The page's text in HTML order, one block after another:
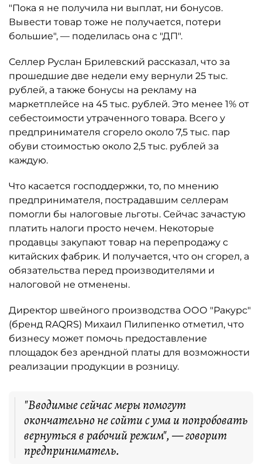
"Пока я не получила ни выплат, ни бонусов.
Вывести товар тоже не получается, потери
большие", — поделилась она с "ДП".
Селлер Руслан Брилевский рассказал, что за
прошедшие две недели ему вернули 25 тыс.
рублей, а также бонусы на рекламу на
маркетплейсе на 45 тыс. рублей. Это менее 1% от
себестоимости утраченного товара. Всего у
предпринимателя сгорело около 7,5 тыс. пар
обуви стоимостью около 2,5 тыс. рублей за
каждую.
Что касается господдержки, то, по мнению
предпринимателя, пострадавшим селлерам
помогли бы налоговые льготы. Сейчас зачастую
платить налоги просто нечем. Некоторые
продавцы закупают товар на перепродажу с
китайских фабрик. И получается, что он сгорел, а
обязательства перед производителями и
налоговой не отменены.
Директор швейного производства ООО "Ракурс"
(бренд RAQRS) Михаил Пилипенко отметил, что
бизнесу может помочь предоставление
площадок без арендной платы для возможности
реализации продукции в розницу.
"Вводимые сейчас меры помогут
окончательно не сойти с ума и попробовать
вернуться в рабочий режим", — говорит
предприниматель.